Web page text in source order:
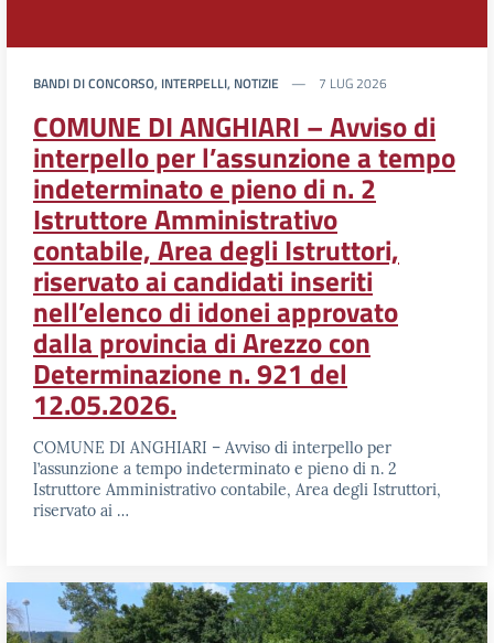
BANDI DI CONCORSO, INTERPELLI, NOTIZIE 7 LUG 2026
COMUNE DI ANGHIARI – Avviso di
interpello per l’assunzione a tempo
indeterminato e pieno di n. 2
Istruttore Amministrativo
contabile, Area degli Istruttori,
riservato ai candidati inseriti
nell’elenco di idonei approvato
dalla provincia di Arezzo con
Determinazione n. 921 del
12.05.2026.
COMUNE DI ANGHIARI – Avviso di interpello per
l’assunzione a tempo indeterminato e pieno di n. 2
Istruttore Amministrativo contabile, Area degli Istruttori,
riservato ai …